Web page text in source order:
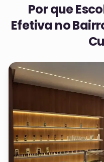
Por que
Efetiva no